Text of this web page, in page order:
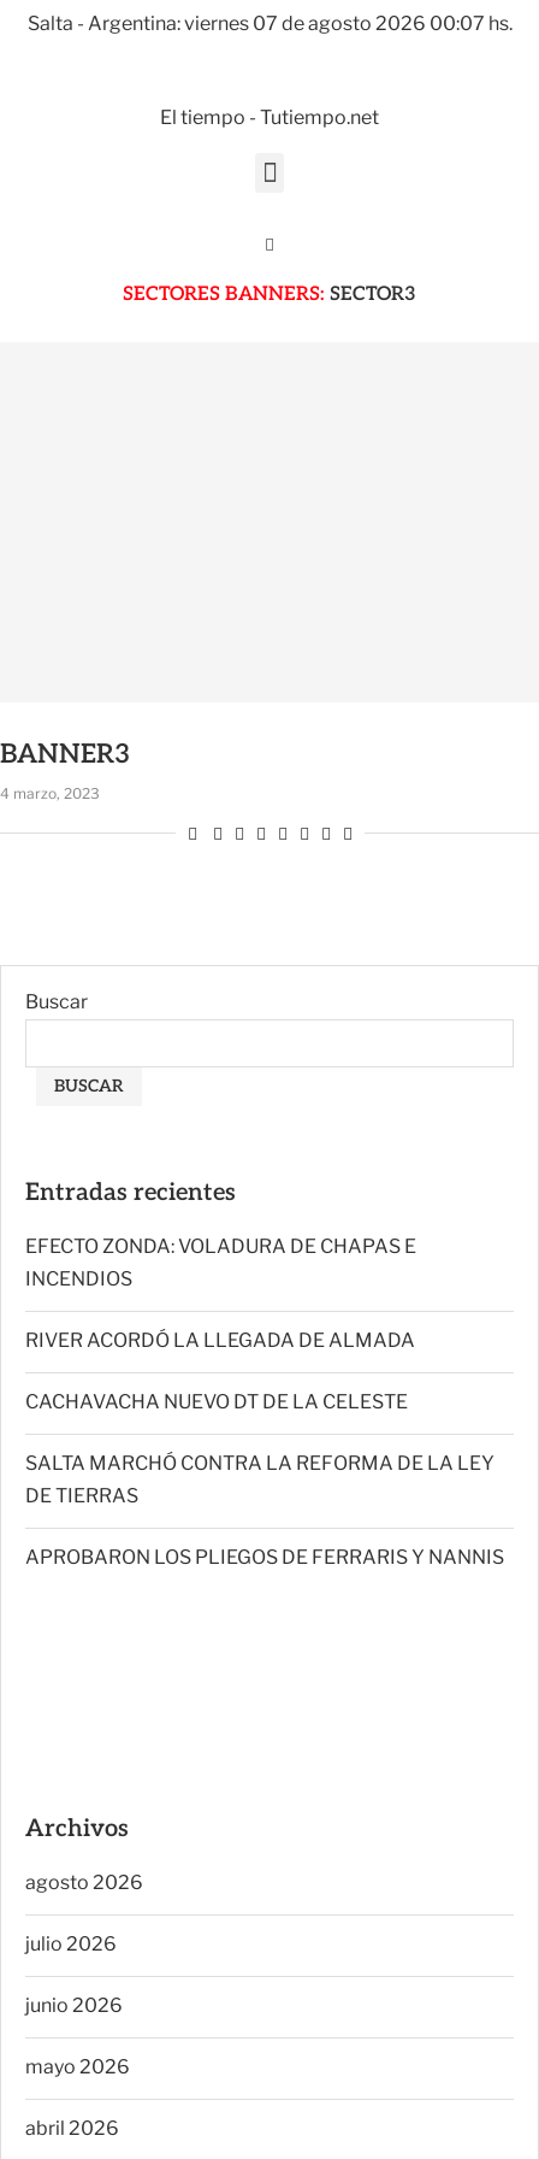
Salta - Argentina: viernes 07 de agosto 2026 00:07 hs.
El tiempo - Tutiempo.net
SECTORES BANNERS: SECTOR3
BANNER3
4 marzo, 2023
Buscar
BUSCAR
Entradas recientes
EFECTO ZONDA: VOLADURA DE CHAPAS E
INCENDIOS
RIVER ACORDÓ LA LLEGADA DE ALMADA
CACHAVACHA NUEVO DT DE LA CELESTE
SALTA MARCHÓ CONTRA LA REFORMA DE LA LEY
DE TIERRAS
APROBARON LOS PLIEGOS DE FERRARIS Y NANNIS
Archivos
agosto 2026
julio 2026
junio 2026
mayo 2026
abril 2026